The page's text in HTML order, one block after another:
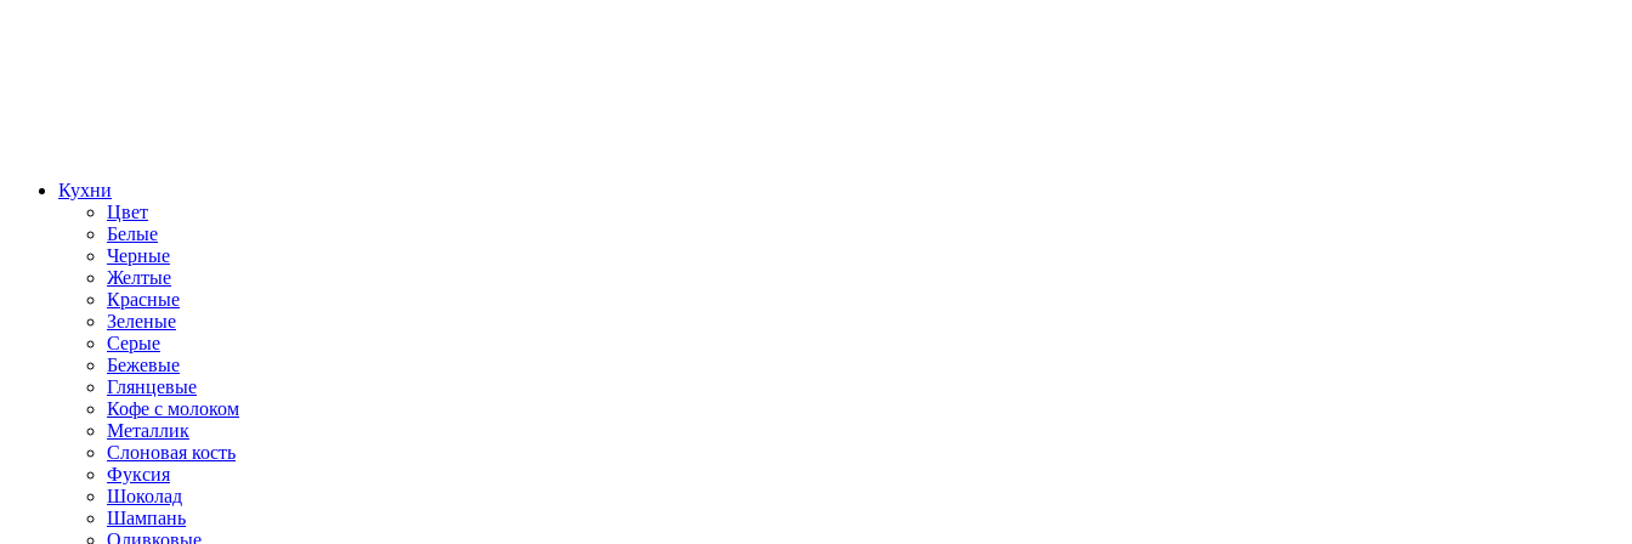
Кухни
Цвет
Белые
Черные
Желтые
Красные
Зеленые
Серые
Бежевые
Глянцевые
Кофе с молоком
Металлик
Слоновая кость
Фуксия
Шоколад
Шампань
Оливковые